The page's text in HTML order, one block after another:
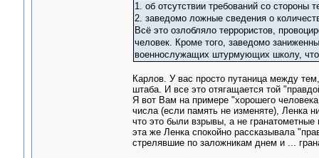
1. об отсутствии требований со стороны
2. заведомо ложные сведения о
Всё это озлобляло террористов,
человек. Кроме того, заведомо
военнослужащих штурмующих школу,
Карлов. У вас просто путаница между
штаба. И все это отягащается той
Я вот Вам на примере "хорошего
числа (если память не изменяте), Ленка
что это были взрывы, а не
эта же Ленка спокойно рассказывала
стрелявшие по заложникам днем и ...